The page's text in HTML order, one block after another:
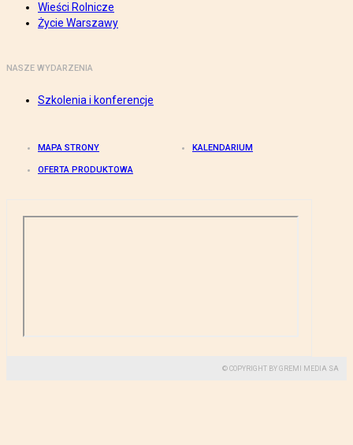
Wieści Rolnicze
Życie Warszawy
NASZE WYDARZENIA
Szkolenia i konferencje
MAPA STRONY KALENDARIUM
OFERTA PRODUKTOWA
© COPYRIGHT BY GREMI MEDIA SA